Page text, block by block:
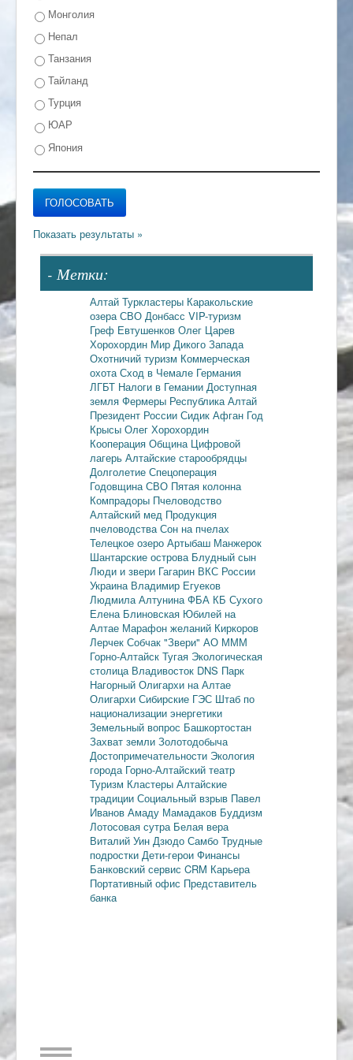
Монголия
Непал
Танзания
Тайланд
Турция
ЮАР
Япония
- Метки:
Алтай Туркластеры Каракольские
озера СВО Донбасс VIP-туризм
Греф Евтушенков Олег Царев
Хорохордин Мир Дикого Запада
Охотничий туризм Коммерческая
охота Сход в Чемале Германия
ЛГБТ Налоги в Гемании Доступная
земля Фермеры Республика Алтай
Президент России Сидик Афган Год
Крысы Олег Хорохордин
Кооперация Община Цифровой
лагерь Алтайские старообрядцы
Долголетие Спецоперация
Годовщина СВО Пятая колонна
Компрадоры Пчеловодство
Алтайский мед Продукция
пчеловодства Сон на пчелах
Телецкое озеро Артыбаш Манжерок
Шантарские острова Блудный сын
Люди и звери Гагарин ВКС России
Украина Владимир Егуеков
Людмила Алтунина ФБА КБ Сухого
Елена Блиновская Юбилей на
Алтае Марафон желаний Киркоров
Лерчек Собчак "Звери" АО МММ
Горно-Алтайск Тугая Экологическая
столица Владивосток DNS Парк
Нагорный Олигархи на Алтае
Олигархи Сибирские ГЭС Штаб по
национализации энергетики
Земельный вопрос Башкортостан
Захват земли Золотодобыча
Достопримечательности Экология
города Горно-Алтайский театр
Туризм Кластеры Алтайские
традиции Социальный взрыв Павел
Иванов Амаду Мамадаков Буддизм
Лотосовая сутра Белая вера
Виталий Уин Дзюдо Самбо Трудные
подростки Дети-герои Финансы
Банковский сервис CRM Карьера
Портативный офис Представитель
банка